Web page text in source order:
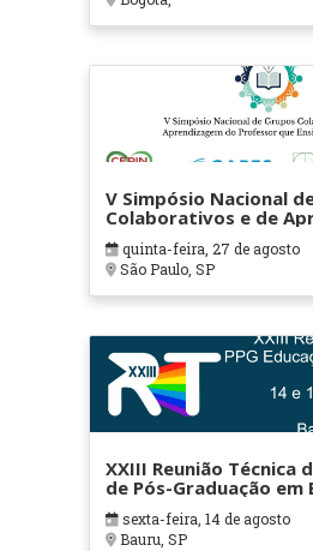
V Simpósio Nacional
Colaborativos e de
do Professor que Ensina
Matemática
quinta-feira, 27 de agosto
São Paulo, SP
XXIII Reunião Técnica
de Pós-Graduação em
para a Ciência - UNESP/
sexta-feira, 14 de agosto
Bauru, SP